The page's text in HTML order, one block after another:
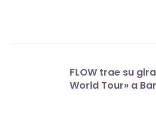
FLOW trae su
World Tour» a